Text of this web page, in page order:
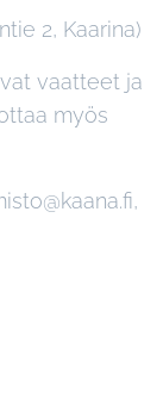
2, Kaarina)
vaatteet ja
myös